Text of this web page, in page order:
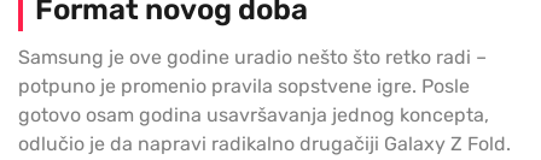
Format novog doba
Samsung je ove godine uradio nešto što retko radi –
potpuno je promenio pravila sopstvene igre. Posle
gotovo osam godina usavršavanja jednog koncepta,
odlučio je da napravi radikalno drugačiji Galaxy Z Fold.